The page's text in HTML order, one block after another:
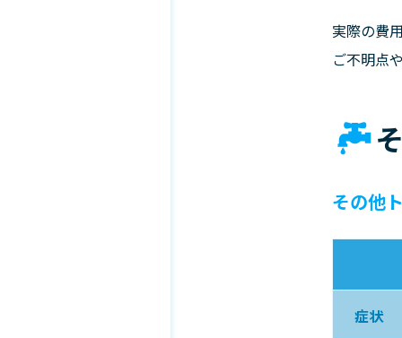
実際の費
ご不明点
その他
症状